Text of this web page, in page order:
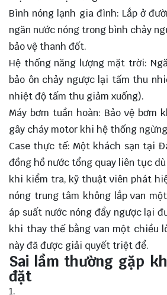
Bình nóng lạnh gia đình: Lắp ở
ngăn nước nóng trong bình chảy
bảo vệ thanh đốt.
Hệ thống năng lượng mặt trời:
bảo ôn chảy ngược lại tấm thu
nhiệt độ tấm thu giảm xuống).
Máy bơm tuần hoàn: Bảo vệ bơm
gây cháy motor khi hệ thống
Case thực tế: Một khách sạn tại
đồng hồ nước tổng quay liên tục
khi kiểm tra, kỹ thuật viên phát
nóng trung tâm không lắp van
áp suất nước nóng đẩy ngược lại
khi thay thế bằng van một chiều
này đã được giải quyết triệt để.
Sai lầm thường gặp
đặt